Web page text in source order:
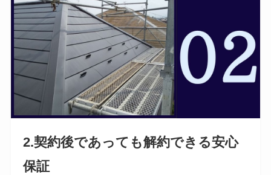
2.契約後であっても解約できる安心
保証